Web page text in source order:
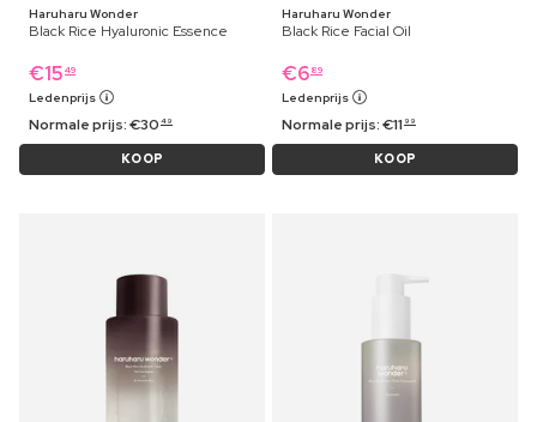
Haruharu Wonder
Black Rice Hyaluronic Essence
€15 49
Ledenprijs
Normale prijs:€30 49
KOOP
Haruharu Wonder
Black Rice Facial Oil
€6 89
Ledenprijs
Normale prijs:€11 99
KOOP